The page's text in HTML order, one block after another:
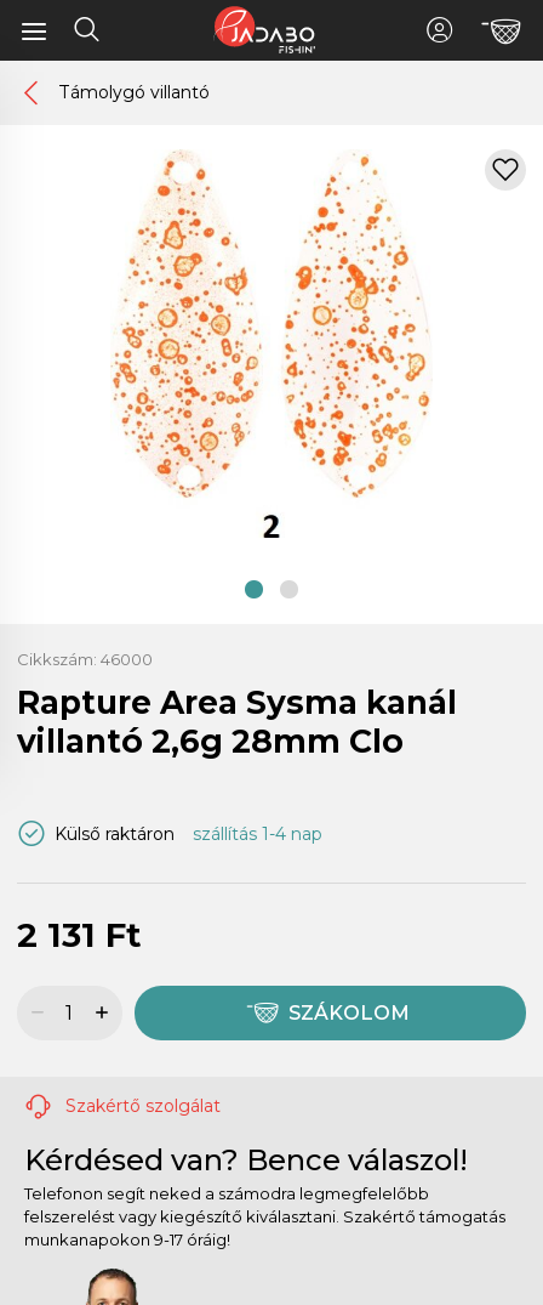
Támolygó villantó
Cikkszám: 46000
Rapture Area Sysma kanál
villantó 2,6g 28mm Clo
Külső raktáron szállítás 1-4 nap
2 131 Ft
SZÁKOLOM
Szakértő szolgálat
Kérdésed van? Bence válaszol!
Telefonon segít neked a számodra legmegfelelőbb
felszerelést vagy kiegészítő kiválasztani. Szakértő támogatás
munkanapokon 9-17 óráig!